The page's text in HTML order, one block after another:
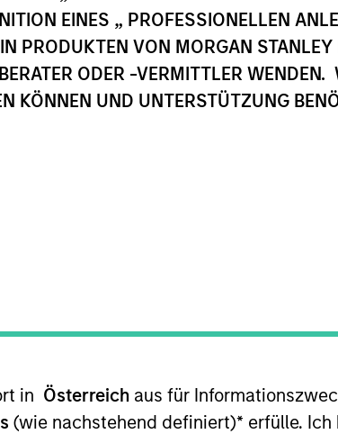
EINES „ PROFESSIONELLEN
PRODUKTEN VON MORGAN
ODER -VERMITTLER
KÖNNEN UND UNTERSTÜTZUNG
in Österreich aus für
(wie nachstehend definiert)* erfülle.
of the Morgan Stanley Private Credit
strategy. In his role, David oversees all